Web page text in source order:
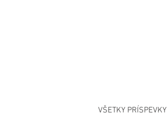
VŠETKY PRÍSPEVKY